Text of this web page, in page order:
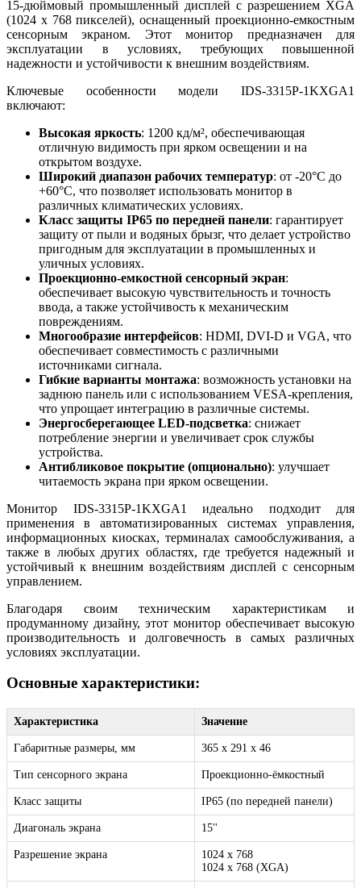
15-дюймовый промышленный дисплей с разрешением XGA
(1024 x 768 пикселей), оснащенный проекционно-емкостным
сенсорным экраном. Этот монитор предназначен для
эксплуатации в условиях, требующих повышенной
надежности и устойчивости к внешним воздействиям.
Ключевые особенности модели IDS-3315P-1KXGA1
включают:
Высокая яркость: 1200 кд/м², обеспечивающая
отличную видимость при ярком освещении и на
открытом воздухе.
Широкий диапазон рабочих температур: от -20°C до
+60°C, что позволяет использовать монитор в
различных климатических условиях.
Класс защиты IP65 по передней панели: гарантирует
защиту от пыли и водяных брызг, что делает устройство
пригодным для эксплуатации в промышленных и
уличных условиях.
Проекционно-емкостной сенсорный экран:
обеспечивает высокую чувствительность и точность
ввода, а также устойчивость к механическим
повреждениям.
Многообразие интерфейсов: HDMI, DVI-D и VGA, что
обеспечивает совместимость с различными
источниками сигнала.
Гибкие варианты монтажа: возможность установки на
заднюю панель или с использованием VESA-крепления,
что упрощает интеграцию в различные системы.
Энергосберегающее LED-подсветка: снижает
потребление энергии и увеличивает срок службы
устройства.
Антибликовое покрытие (опционально): улучшает
читаемость экрана при ярком освещении.
Монитор IDS-3315P-1KXGA1 идеально подходит для
применения в автоматизированных системах управления,
информационных киосках, терминалах самообслуживания, а
также в любых других областях, где требуется надежный и
устойчивый к внешним воздействиям дисплей с сенсорным
управлением.
Благодаря своим техническим характеристикам и
продуманному дизайну, этот монитор обеспечивает высокую
производительность и долговечность в самых различных
условиях эксплуатации.
Основные характеристики:
Характеристика Значение
Габаритные размеры, мм 365 х 291 х 46
Тип сенсорного экрана Проекционно-ёмкостный
Класс защиты IP65 (по передней панели)
Диагональ экрана 15''
Разрешение экрана
1024 x 768
1024 x 768 (XGA)